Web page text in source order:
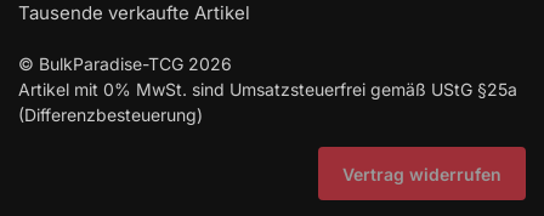
Tausende verkaufte Artikel
© BulkParadise-TCG 2026
Artikel mit 0% MwSt. sind Umsatzsteuerfrei gemäß UStG §25a
(Differenzbesteuerung)
Vertrag widerrufen